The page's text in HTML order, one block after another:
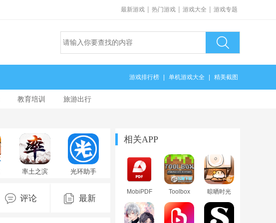
最新游戏 | 热门游戏 | 游戏大全 | 游戏专题
游戏排行榜 单机游戏大全 精美截图
教育培训 旅游出行
率土之滨
版v9.2.2最
新版
光环助手
v5.46.2最
新版
评论 最新
相关APP
MobiPDF
官方版
Toolbox
Minecraft
Pe中文版
晾晒时光
(Meeting
Sunshine)